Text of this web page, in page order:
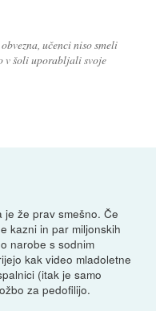
učenci niso smeli
v šoli uporabljali svoje
že prav smešno. Če
kazni in par miljonskih
narobe s sodnim
kak video mladoletne
(itak je samo
za pedofilijo.